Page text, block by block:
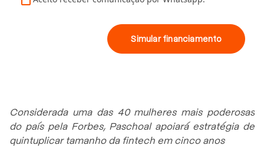
Simular financiamento
Considerada uma das 40 mulheres mais poderosas
do país pela Forbes, Paschoal apoiará estratégia de
quintuplicar tamanho da fintech em cinco anos